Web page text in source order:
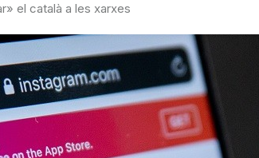
el català a les xarxes